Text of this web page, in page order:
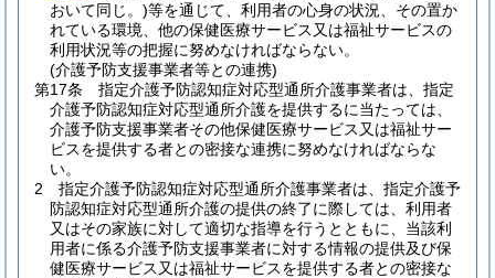
おいて同じ。)等を通じて、利用者の心身の状況、その置か
れている環境、他の保健医療サービス又は福祉サービスの
利用状況等の把握に努めなければならない。
(介護予防支援事業者等との連携)
第17条
指定介護予防認知症対応型通所介護事業者は、指定
介護予防認知症対応型通所介護を提供するに当たっては、
介護予防支援事業者その他保健医療サービス又は福祉サー
ビスを提供する者との密接な連携に努めなければならな
い。
2
指定介護予防認知症対応型通所介護事業者は、指定介護予
防認知症対応型通所介護の提供の終了に際しては、利用者
又はその家族に対して適切な指導を行うとともに、当該利
用者に係る介護予防支援事業者に対する情報の提供及び保
健医療サービス又は福祉サービスを提供する者との密接な